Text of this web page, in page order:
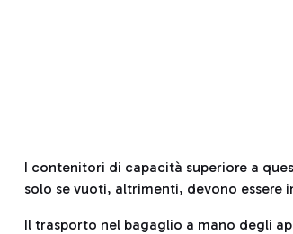
I contenitori di capacità superiore a
solo se vuoti, altrimenti, devono essere
Il trasporto nel bagaglio a mano degli